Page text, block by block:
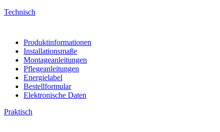
Technisch
Produktinformationen
Installationsmaße
Montageanleitungen
Pflegeanleitungen
Energielabel
Bestellformular
Elektronische Daten
Praktisch